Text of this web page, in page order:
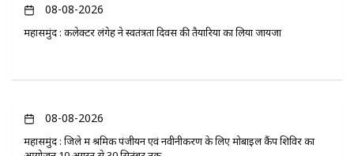
08-08-2026
महासमुंद : कलेक्टर लंगेह ने स्वतंत्रता दिवस की तैयारियों का लिया जायजा
08-08-2026
महासमुंद : जिले में श्रमिक पंजीयन एवं नवीनीकरण के लिए मोबाइल कैंप शिविर का